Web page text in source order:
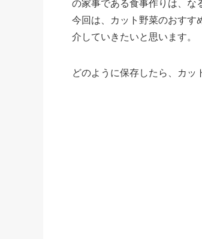
の家事である食事作りは、な
今回は、カット野菜のおすす
介していきたいと思います。
どのように保存したら、カッ